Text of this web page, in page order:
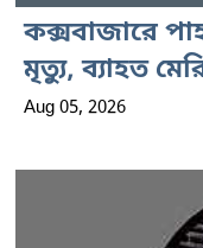
কক্সবাজারে
মৃত্যু, ব্যাহত
Aug 05, 2026